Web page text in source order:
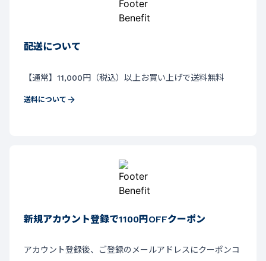
配送について
【通常】11,000円（税込）以上お買い上げで送料無料
送料について
新規アカウント登録で1100円OFFクーポン
アカウント登録後、ご登録のメールアドレスにクーポンコ